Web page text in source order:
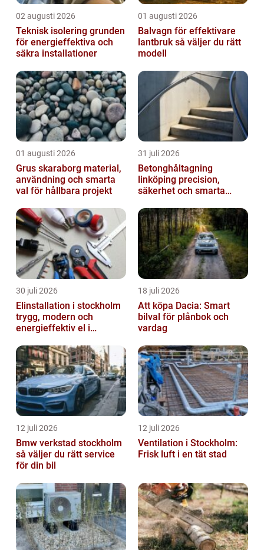
02 augusti 2026
Teknisk isolering grunden
för energieffektiva och
säkra installationer
01 augusti 2026
Balvagn för effektivare
lantbruk så väljer du rätt
modell
01 augusti 2026
Grus skaraborg material,
användning och smarta
val för hållbara projekt
31 juli 2026
Betonghåltagning
linköping precision,
säkerhet och smarta
30 juli 2026
Elinstallation i stockholm
trygg, modern och
energieffektiv el i
18 juli 2026
Att köpa Dacia: Smart
bilval för plånbok och
vardag
12 juli 2026
Bmw verkstad stockholm
så väljer du rätt service
för din bil
12 juli 2026
Ventilation i Stockholm:
Frisk luft i en tät stad